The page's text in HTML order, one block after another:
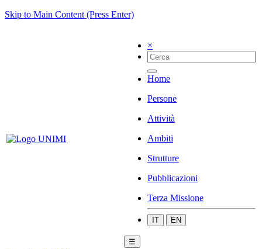
Skip to Main Content (Press Enter)
×
Home
Persone
Attività
Ambiti
Strutture
Pubblicazioni
Terza Missione
IT EN
☰